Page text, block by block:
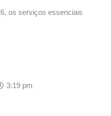
os serviços essenciais
3:19 pm